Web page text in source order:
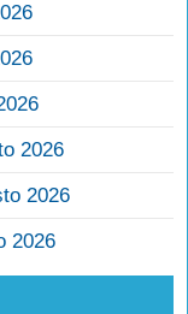
2026
2026
2026